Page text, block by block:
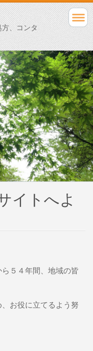
、コンタ
イトへよ
５４年間、地域の皆
お役に立てるよう努